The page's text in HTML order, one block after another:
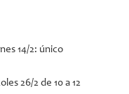
14/2: único
26/2 de 10 a 12